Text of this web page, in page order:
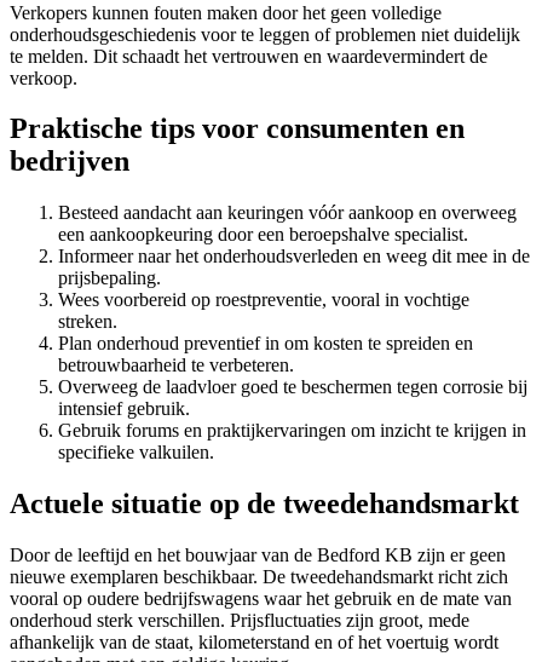
Verkopers kunnen fouten maken door het geen volledige
onderhoudsgeschiedenis voor te leggen of problemen niet duidelijk
te melden. Dit schaadt het vertrouwen en waardevermindert de
verkoop.
Praktische tips voor consumenten en
bedrijven
Besteed aandacht aan keuringen vóór aankoop en overweeg
een aankoopkeuring door een beroepshalve specialist.
Informeer naar het onderhoudsverleden en weeg dit mee in de
prijsbepaling.
Wees voorbereid op roestpreventie, vooral in vochtige
streken.
Plan onderhoud preventief in om kosten te spreiden en
betrouwbaarheid te verbeteren.
Overweeg de laadvloer goed te beschermen tegen corrosie bij
intensief gebruik.
Gebruik forums en praktijkervaringen om inzicht te krijgen in
specifieke valkuilen.
Actuele situatie op de tweedehandsmarkt
Door de leeftijd en het bouwjaar van de Bedford KB zijn er geen
nieuwe exemplaren beschikbaar. De tweedehandsmarkt richt zich
vooral op oudere bedrijfswagens waar het gebruik en de mate van
onderhoud sterk verschillen. Prijsfluctuaties zijn groot, mede
afhankelijk van de staat, kilometerstand en of het voertuig wordt